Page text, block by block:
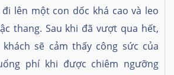
đi lên một con dốc khá cao và leo
thang. Sau khi đã vượt qua hết,
sẽ cảm thấy công sức của
phí khi được chiêm ngưỡng